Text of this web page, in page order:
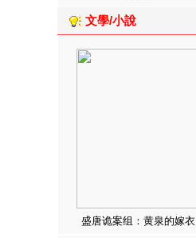
文學/小說
盛唐诡案组：黄泉的嫁衣